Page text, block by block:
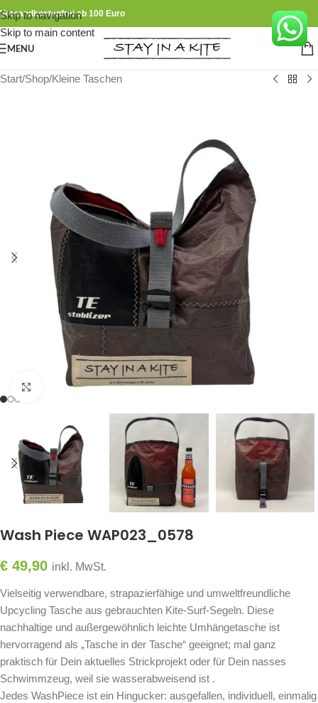
Skip to navigation
Skip to main content
Versandkostenfrei ab 100 Euro
MENU
Start/Shop/Kleine Taschen
Click to enlarge
Wash Piece WAP023_0578
€ 49,90 inkl. MwSt.
Vielseitig verwendbare, strapazierfähige und umweltfreundliche
Upcycling Tasche aus gebrauchten Kite-Surf-Segeln. Diese
nachhaltige und außergewöhnlich leichte Umhängetasche ist
hervorragend als „Tasche in der Tasche“ geeignet; mal ganz
praktisch für Dein aktuelles Strickprojekt oder für Dein nasses
Schwimmzeug, weil sie wasserabweisend ist .
Jedes WashPiece ist ein Hingucker: ausgefallen, individuell, einmalig